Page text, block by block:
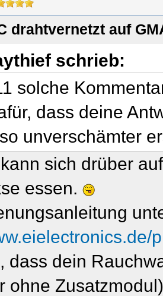
drahtvernetzt auf
schrieb:
solche
dass deine
unverschämter
sich drüber
essen.
dass dein
ohne